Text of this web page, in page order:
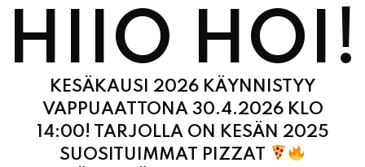
HIIO HOI!
KESÄKAUSI 2026 KÄYNNISTYY
VAPPUAATTONA 30.4.2026 KLO
14:00! TARJOLLA ON KESÄN 2025
SUOSITUIMMAT PIZZAT